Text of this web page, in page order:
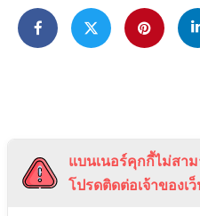
แบนเนอร์คุกกี้ไม่สา
โปรดติดต่อเจ้าของเ